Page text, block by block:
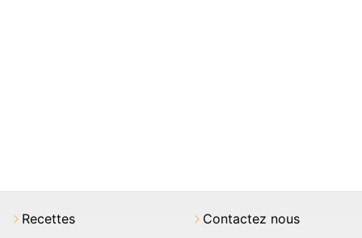
Recettes
Contactez nous